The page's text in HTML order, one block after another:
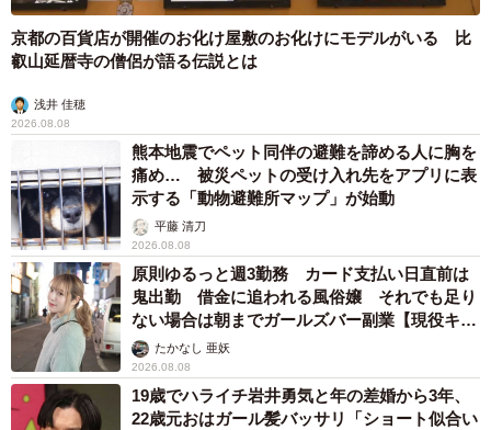
京都の百貨店が開催のお化け屋敷のお化けにモデルがいる 比
叡山延暦寺の僧侶が語る伝説とは
浅井 佳穂
2026.08.08
熊本地震でペット同伴の避難を諦める人に胸を
痛め… 被災ペットの受け入れ先をアプリに表
示する「動物避難所マップ」が始動
平藤 清刀
2026.08.08
原則ゆるっと週3勤務 カード支払い日直前は
鬼出勤 借金に追われる風俗嬢 それでも足り
ない場合は朝までガールズバー副業【現役キャ
ストに取材】
たかなし 亜妖
2026.08.08
19歳でハライチ岩井勇気と年の差婚から3年、
22歳元おはガール髪バッサリ「ショート似合い